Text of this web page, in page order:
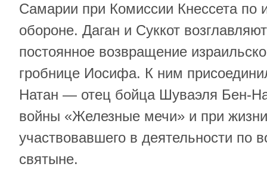
Самарии при Комиссии Кнессета по
обороне. Даган и Суккот
постоянное возвращение
гробнице Иосифа. К ним
Натан — отец бойца Шуваэля Бен-
войны «Железные мечи» и при
участвовавшего в деятельности по
святыне.